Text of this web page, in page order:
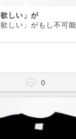
しい」が
0